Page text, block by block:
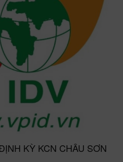
KỲ KCN CHÂU SƠN